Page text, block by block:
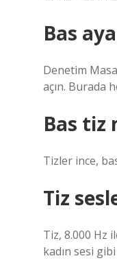
Bas
Denetim
açın. Burada
Bas tiz
Tizler ince,
Tiz
Tiz, 8.000 Hz
kadın sesi